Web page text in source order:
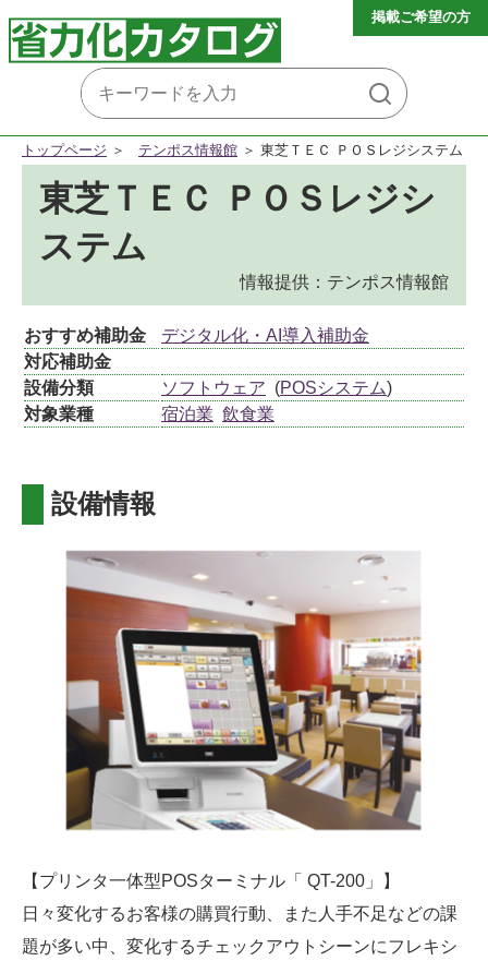
掲載ご希望の方
トップページ テンポス情報館 東芝ＴＥＣ ＰＯＳレジシステム
東芝ＴＥＣ ＰＯＳレジシ
ステム
情報提供：テンポス情報館
おすすめ補助金
デジタル化・AI導入補助金
対応補助金
設備分類
ソフトウェア (POSシステム)
対象業種
宿泊業 飲食業
設備情報
【プリンタ一体型POSターミナル「 QT-200」】
日々変化するお客様の購買行動、また人手不足などの課
題が多い中、変化するチェックアウトシーンにフレキシ